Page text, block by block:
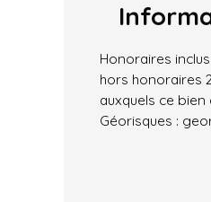
Honoraires
hors honoraires
auxquels ce
Géorisques :